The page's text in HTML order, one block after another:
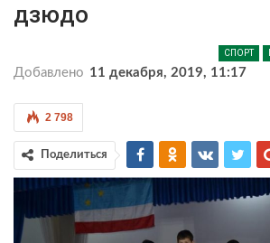
дзюдо
СПОРТ
Добавлено 11 декабря, 2019, 11:17
2 798
Поделиться